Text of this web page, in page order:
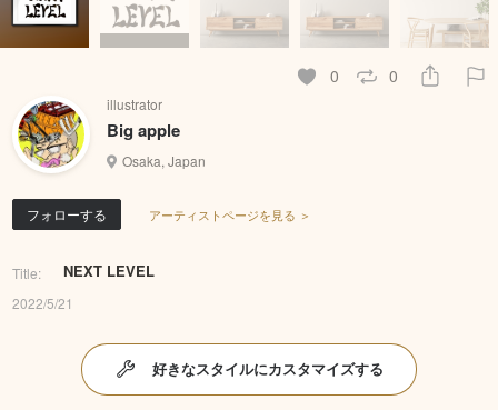
0 0
illustrator
Big apple
Osaka, Japan
フォローする アーティストページを見る ＞
Title: NEXT LEVEL
2022/5/21
好きなスタイルにカスタマイズする